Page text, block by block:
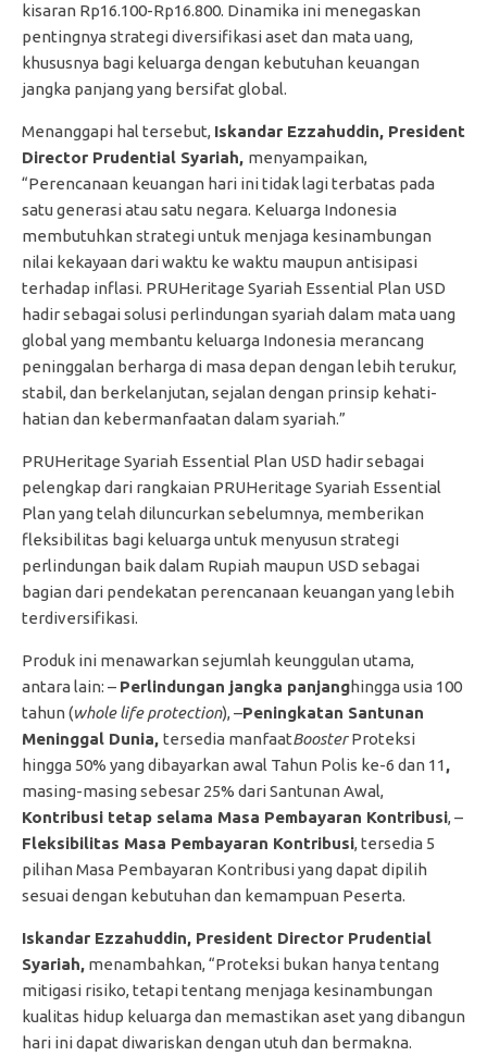
kisaran Rp16.100-Rp16.800. Dinamika ini menegaskan
pentingnya strategi diversifikasi aset dan mata uang,
khususnya bagi keluarga dengan kebutuhan keuangan
jangka panjang yang bersifat global.
Menanggapi hal tersebut, Iskandar Ezzahuddin, President
Director Prudential Syariah, menyampaikan,
“Perencanaan keuangan hari ini tidak lagi terbatas pada
satu generasi atau satu negara. Keluarga Indonesia
membutuhkan strategi untuk menjaga kesinambungan
nilai kekayaan dari waktu ke waktu maupun antisipasi
terhadap inflasi. PRUHeritage Syariah Essential Plan USD
hadir sebagai solusi perlindungan syariah dalam mata uang
global yang membantu keluarga Indonesia merancang
peninggalan berharga di masa depan dengan lebih terukur,
stabil, dan berkelanjutan, sejalan dengan prinsip kehati-
hatian dan kebermanfaatan dalam syariah.”
PRUHeritage Syariah Essential Plan USD hadir sebagai
pelengkap dari rangkaian PRUHeritage Syariah Essential
Plan yang telah diluncurkan sebelumnya, memberikan
fleksibilitas bagi keluarga untuk menyusun strategi
perlindungan baik dalam Rupiah maupun USD sebagai
bagian dari pendekatan perencanaan keuangan yang lebih
terdiversifikasi.
Produk ini menawarkan sejumlah keunggulan utama,
antara lain: – Perlindungan jangka panjanghingga usia 100
tahun (whole life protection), –Peningkatan Santunan
Meninggal Dunia, tersedia manfaatBoosterProteksi
hingga 50% yang dibayarkan awal Tahun Polis ke-6 dan 11,
masing-masing sebesar 25% dari Santunan Awal,
Kontribusi tetap selama Masa Pembayaran Kontribusi, –
Fleksibilitas Masa Pembayaran Kontribusi, tersedia 5
pilihan Masa Pembayaran Kontribusi yang dapat dipilih
sesuai dengan kebutuhan dan kemampuan Peserta.
Iskandar Ezzahuddin, President Director Prudential
Syariah, menambahkan, “Proteksi bukan hanya tentang
mitigasi risiko, tetapi tentang menjaga kesinambungan
kualitas hidup keluarga dan memastikan aset yang dibangun
hari ini dapat diwariskan dengan utuh dan bermakna.